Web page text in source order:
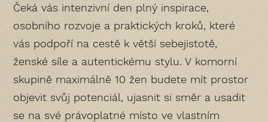
Čeká vás intenzivní den plný inspirace,
osobního rozvoje a praktických kroků, které
vás podpoří na cestě k větší sebejistotě,
ženské síle a autentickému stylu. V komorní
skupině maximálně 10 žen budete mít prostor
objevit svůj potenciál, ujasnit si směr a usadit
se na své právoplatné místo ve vlastním